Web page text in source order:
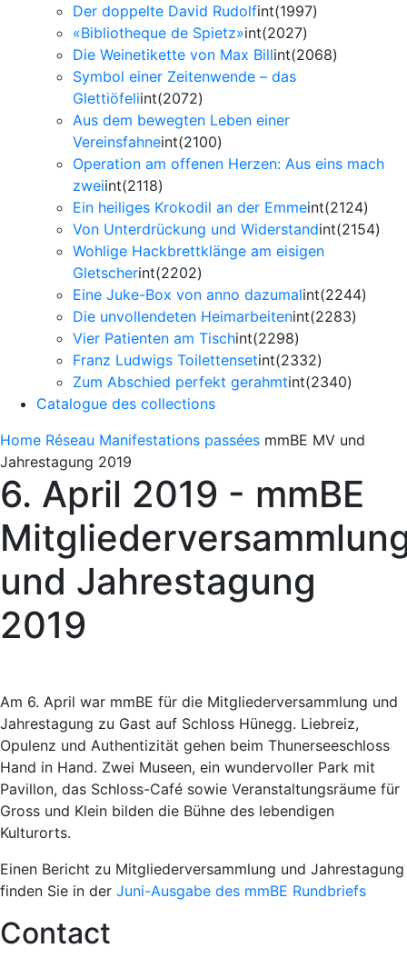
Der doppelte David Rudolfint(1997)
«Bibliotheque de Spietz»int(2027)
Die Weinetikette von Max Billint(2068)
Symbol einer Zeitenwende – das
Glettiöfeliint(2072)
Aus dem bewegten Leben einer
Vereinsfahneint(2100)
Operation am offenen Herzen: Aus eins mach
zweiint(2118)
Ein heiliges Krokodil an der Emmeint(2124)
Von Unterdrückung und Widerstandint(2154)
Wohlige Hackbrettklänge am eisigen
Gletscherint(2202)
Eine Juke-Box von anno dazumalint(2244)
Die unvollendeten Heimarbeitenint(2283)
Vier Patienten am Tischint(2298)
Franz Ludwigs Toilettensetint(2332)
Zum Abschied perfekt gerahmtint(2340)
Catalogue des collections
Home Réseau Manifestations passées mmBE MV und
Jahrestagung 2019
6. April 2019 - mmBE
und Jahrestagung
2019
Am 6. April war mmBE für die Mitgliederversammlung und
Jahrestagung zu Gast auf Schloss Hünegg. Liebreiz,
Opulenz und Authentizität gehen beim Thunerseeschloss
Hand in Hand. Zwei Museen, ein wundervoller Park mit
Pavillon, das Schloss-Café sowie Veranstaltungsräume für
Gross und Klein bilden die Bühne des lebendigen
Kulturorts.
Einen Bericht zu Mitgliederversammlung und Jahrestagung
finden Sie in der Juni-Ausgabe des mmBE Rundbriefs
Contact